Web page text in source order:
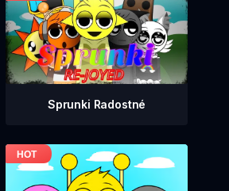
Sprunki Radostné